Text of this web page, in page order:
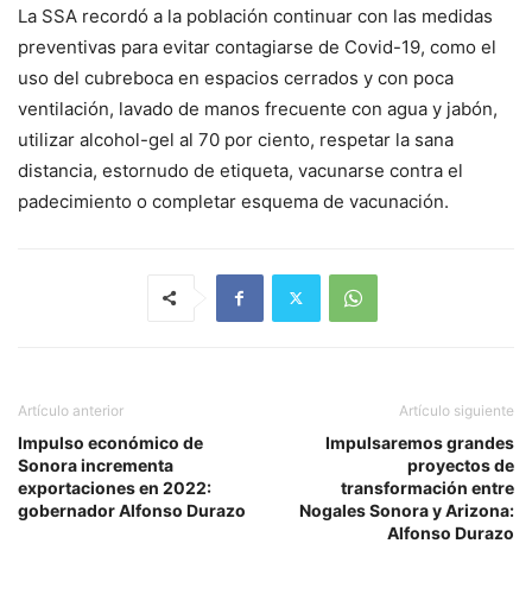
La SSA recordó a la población continuar con las medidas
preventivas para evitar contagiarse de Covid-19, como el
uso del cubreboca en espacios cerrados y con poca
ventilación, lavado de manos frecuente con agua y jabón,
utilizar alcohol-gel al 70 por ciento, respetar la sana
distancia, estornudo de etiqueta, vacunarse contra el
padecimiento o completar esquema de vacunación.
Artículo anterior
Impulso económico de
Sonora incrementa
exportaciones en 2022:
gobernador Alfonso Durazo
Artículo siguiente
Impulsaremos grandes
proyectos de
transformación entre
Nogales Sonora y Arizona:
Alfonso Durazo